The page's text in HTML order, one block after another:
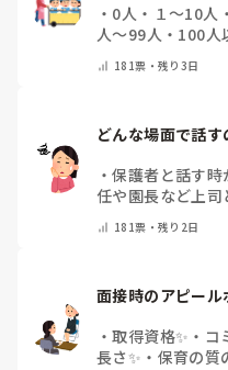
・ 0人 ・ １～10人 ・
人～99人 ・ 100人
181票・残り3日
どんな場面で話
・保護者と話す時
任や園長など上司
他(コメントで教
181票・残り2日
面接時のアピール
・取得資格✨ ・ コ
長さ✨ ・ 保育の質